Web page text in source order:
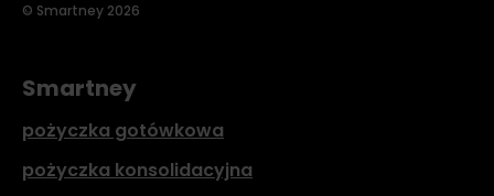
© Smartney 2026
Smartney
pożyczka gotówkowa
pożyczka konsolidacyjna